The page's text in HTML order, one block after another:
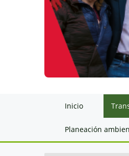
Inicio
Planeación